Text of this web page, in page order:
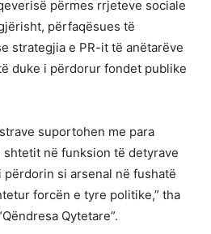
përmes rrjeteve sociale
përfaqësues të
strategjia e PR-it të anëtarëve
duke i përdorur fondet publike
suportohen me para
shtetit në funksion të detyrave
si arsenal në fushatë
forcën e tyre politike,” tha
Qytetare”.